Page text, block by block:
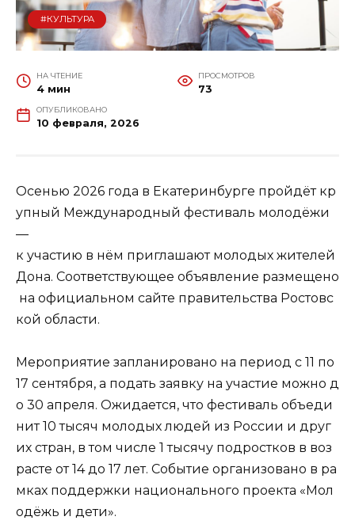
#КУЛЬТУРА
НА ЧТЕНИЕ
4 мин
ПРОСМОТРОВ
73
ОПУБЛИКОВАНО
10 февраля, 2026
Осенью 2026 года в Екатеринбурге пройдёт кр
упный Международный фестиваль молодёжи
—
к участию в нём приглашают молодых жителей
Дона. Соответствующее объявление размещено
на официальном сайте правительства Ростовс
кой области.
Мероприятие запланировано на период с 11 по
17 сентября, а подать заявку на участие можно д
о 30 апреля. Ожидается, что фестиваль объеди
нит 10 тысяч молодых людей из России и друг
их стран, в том числе 1 тысячу подростков в воз
расте от 14 до 17 лет. Событие организовано в ра
мках поддержки национального проекта «Мол
одёжь и дети».